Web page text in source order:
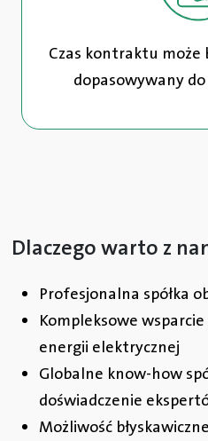
Czas kontraktu może
dopasowywany
Dlaczego warto z
Profesjonalna spółka
Kompleksowe
energii elektrycznej
Globalne know-how
doświadczenie
Możliwość